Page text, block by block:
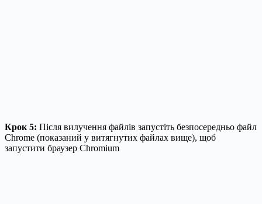
Крок 5: Після вилучення файлів запустіть безпосередньо файл
Chrome (показаний у витягнутих файлах вище), щоб
запустити браузер Chromium